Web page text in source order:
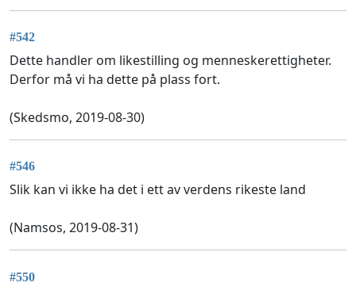
#542
Dette handler om likestilling og menneskerettigheter.
Derfor må vi ha dette på plass fort.
(Skedsmo, 2019-08-30)
#546
Slik kan vi ikke ha det i ett av verdens rikeste land
(Namsos, 2019-08-31)
#550